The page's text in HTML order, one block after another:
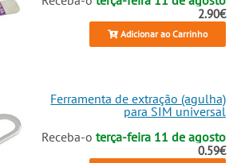
2.90€
Adicionar ao Carrinho
Ferramenta de extração (agulha)
para SIM universal
Receba-oterça-feira 11 de agosto
0.59€